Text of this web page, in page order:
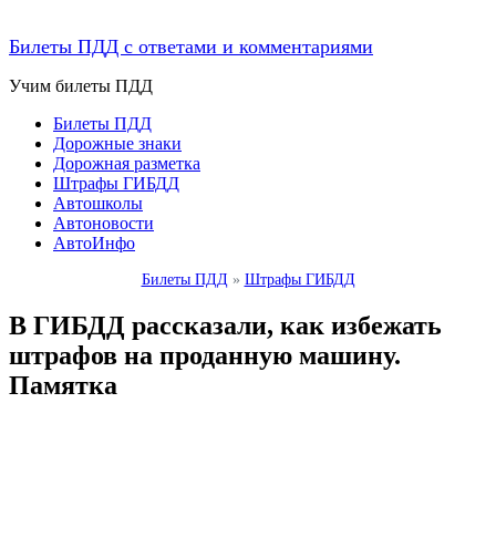
Билеты ПДД с ответами и комментариями
Учим билеты ПДД
Билеты ПДД
Дорожные знаки
Дорожная разметка
Штрафы ГИБДД
Автошколы
Автоновости
АвтоИнфо
Билеты ПДД » Штрафы ГИБДД
В ГИБДД рассказали, как избежать
штрафов на проданную машину.
Памятка